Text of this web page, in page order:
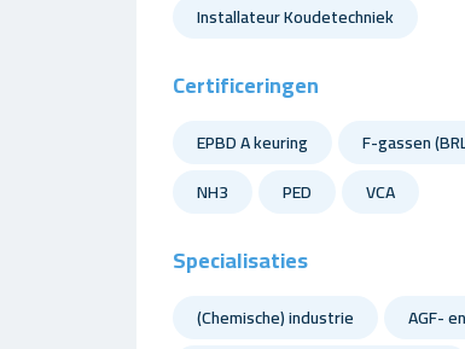
Installateur Koudetechniek
Certificeringen
EPBD A keuring
F-gassen
NH3
PED VCA
Specialisaties
(Chemische) industrie AGF-